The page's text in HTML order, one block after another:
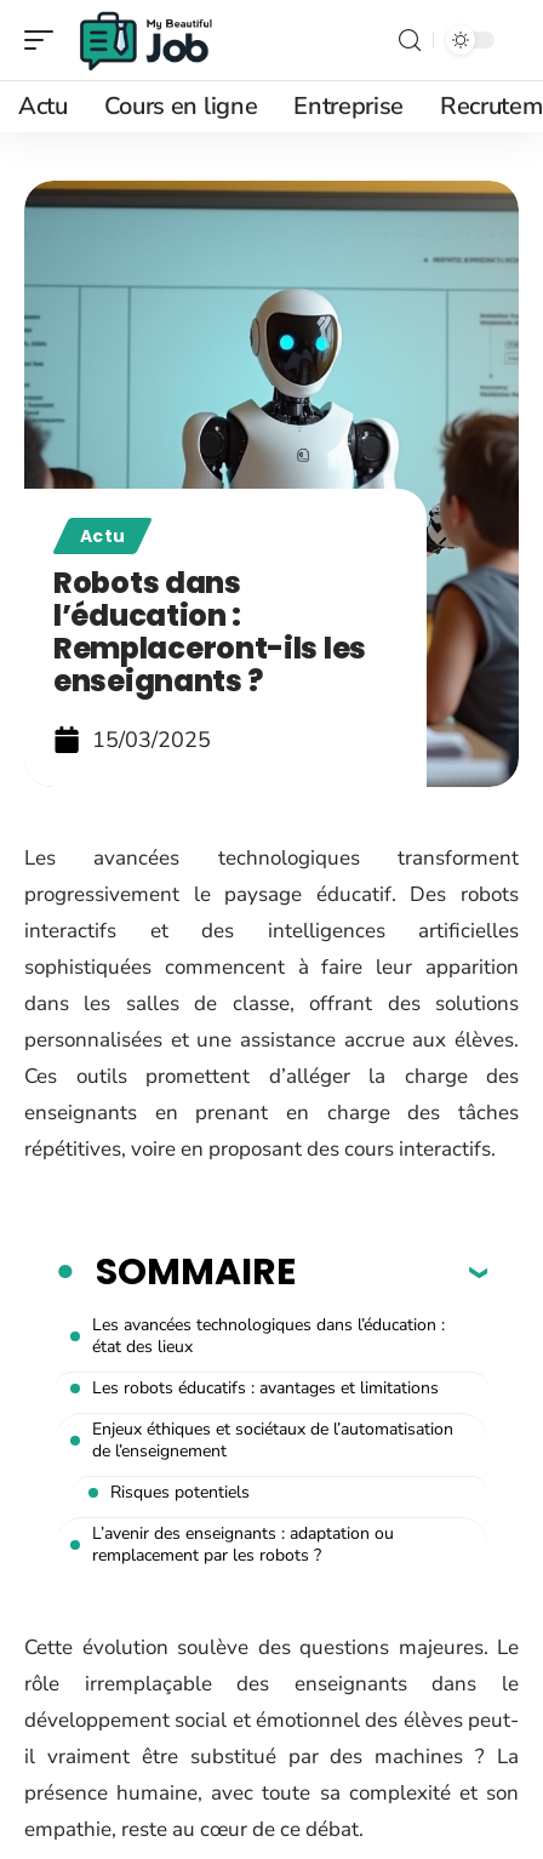
Actu Cours en ligne Entreprise
Actu
Robots dans
l’éducation :
Remplaceront-ils les
enseignants ?
15/03/2025
Les avancées technologiques transforment
progressivement le paysage éducatif. Des robots
interactifs et des intelligences artificielles
sophistiquées commencent à faire leur apparition
dans les salles de classe, offrant des solutions
personnalisées et une assistance accrue aux élèves.
Ces outils promettent d’alléger la charge des
enseignants en prenant en charge des tâches
répétitives, voire en proposant des cours interactifs.
SOMMAIRE
Les avancées technologiques dans l’éducation :
état des lieux
Les robots éducatifs : avantages et limitations
Enjeux éthiques et sociétaux de l’automatisation
de l’enseignement
Risques potentiels
L’avenir des enseignants : adaptation ou
remplacement par les robots ?
Cette évolution soulève des questions majeures. Le
rôle irremplaçable des enseignants dans le
développement social et émotionnel des élèves peut-
il vraiment être substitué par des machines ? La
présence humaine, avec toute sa complexité et son
empathie, reste au cœur de ce débat.